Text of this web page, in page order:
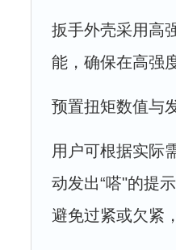
扳手外壳采用高
能，确保在高强
预置扭矩数值与
用户可根据实际
动发出“嗒"的提
避免过紧或欠紧